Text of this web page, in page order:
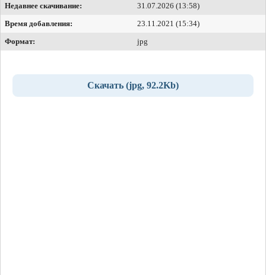
Недавнее скачивание:
31.07.2026 (13:58)
Время добавления:
23.11.2021 (15:34)
Формат:
jpg
Скачать (jpg, 92.2Kb)